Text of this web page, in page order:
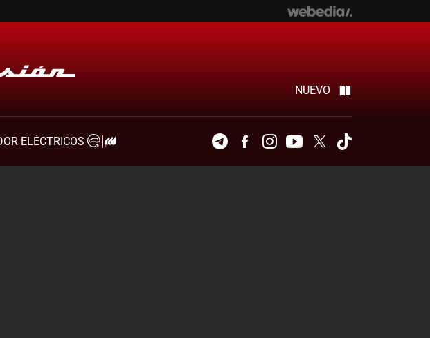
NUEVO
ELÉCTRICOS
TelegramFacebookInstagramYoutubeTwitter